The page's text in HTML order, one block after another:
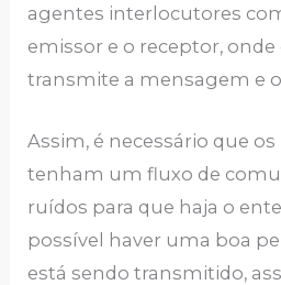
agentes interlocutores
emissor e o receptor,
transmite a mensagem e
Assim, é necessário que
tenham um fluxo de
ruídos para que haja o
possível haver uma boa
está sendo transmitido,